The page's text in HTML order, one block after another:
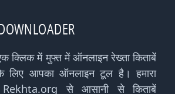
क्लिक में मुफ्त में ऑनलाइन रेख्ता किताबें
लिए आपका ऑनलाइन टूल है। हमारा
Rekhta.org से आसानी से किताबें